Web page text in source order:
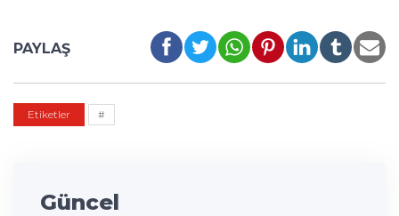
PAYLAŞ
Etiketler #
Güncel